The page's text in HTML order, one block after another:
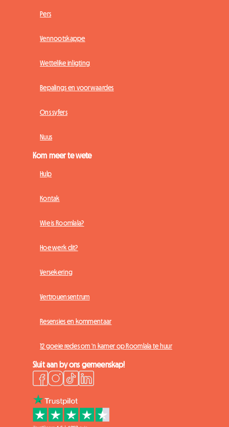
Pers
Vennootskappe
Wettelike inligting
Bepalings en voorwaardes
Ons syfers
Nuus
Kom meer te wete
Hulp
Kontak
Wie is Roomlala?
Hoe werk dit?
Versekering
Vertrouensentrum
Resensies en kommentaar
12 goeie redes om 'n kamer op Roomlala te huur
Sluit aan by ons gemeenskap!